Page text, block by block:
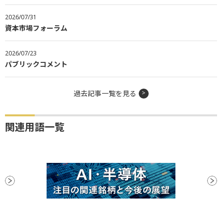
2026/07/31
資本市場フォーラム
2026/07/23
パブリックコメント
過去記事一覧を見る
関連用語一覧